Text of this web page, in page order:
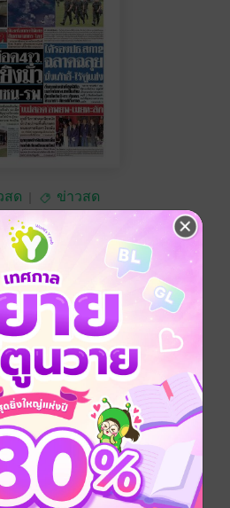
สด ข่าวสด
ซื้อ 10 บาท
No Rating
งขวัญ ติดตาม แชร์
ร์ที่ 25 กรกฎาคม พ.ศ.2568
pdf